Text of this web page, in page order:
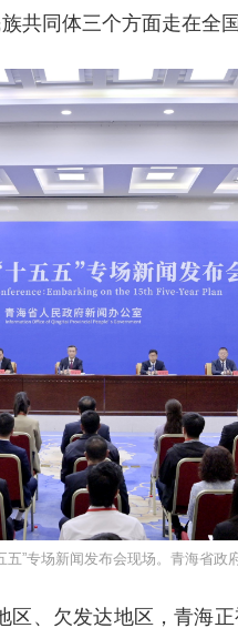
共同体三个方面走在全国
五”专场新闻发布会现场。青海省政
区、欠发达地区，青海